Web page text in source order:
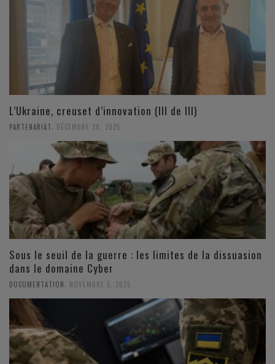
L’Ukraine, creuset d’innovation (III de III)
PARTENARIAT DÉCEMBRE 28, 2025
Sous le seuil de la guerre : les limites de la dissuasion
dans le domaine Cyber
DOCUMENTATION NOVEMBRE 5, 2025